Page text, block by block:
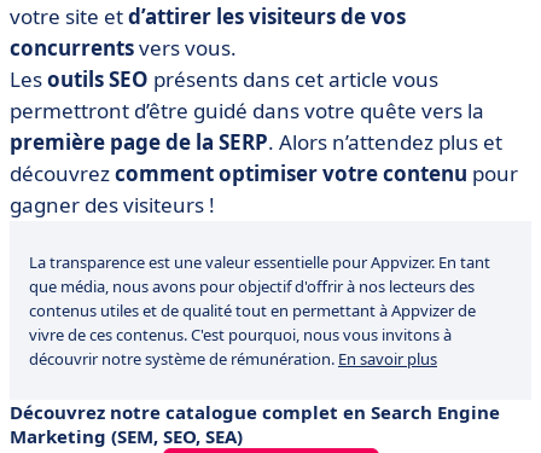
votre site etd’attirer les visiteurs de vos
concurrentsvers vous.
Lesoutils SEO présents dans cet article vous
permettront d’être guidé dans votre quête vers la
première page de la SERP. Alors n’attendez plus et
découvrezcomment optimiser votre contenu pour
gagner des visiteurs !
La transparence est une valeur essentielle pour Appvizer. En tant
que média, nous avons pour objectif d'offrir à nos lecteurs des
contenus utiles et de qualité tout en permettant à Appvizer de
vivre de ces contenus. C'est pourquoi, nous vous invitons à
découvrir notre système de rémunération. En savoir plus
Découvrez notre catalogue complet en Search Engine
Marketing (SEM, SEO, SEA)